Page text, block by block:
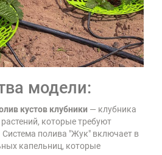
модели:
кустов клубники — клубника
растений, которые требуют
Система полива "Жук" включает в
капельниц, которые